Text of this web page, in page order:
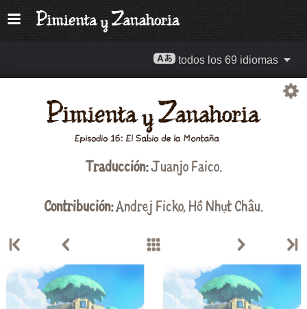
todos los 69 idiomas
Traducción:Juanjo Faico.
Contribución:Andrej Ficko,Hồ Nhựt Châu.